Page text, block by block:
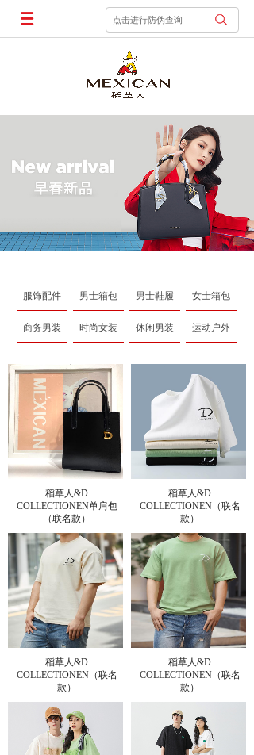
点击进行防伪查询
服饰配件 男士箱包 男士鞋履 女士箱包
商务男装 时尚女装 休闲男装 运动户外
稻草人&D
COLLECTIONEN单肩包
（联名款）
稻草人&D
COLLECTIONEN（联名
款）
稻草人&D
COLLECTIONEN（联名
款）
稻草人&D
COLLECTIONEN（联名
款）